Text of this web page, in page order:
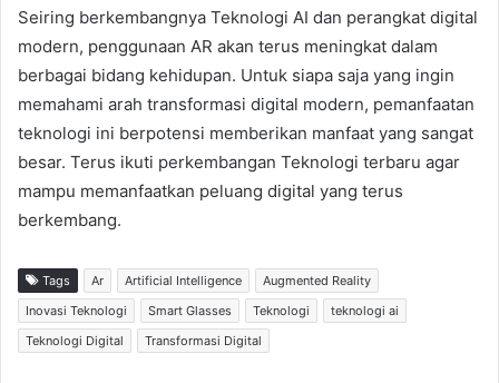
Seiring berkembangnya Teknologi AI dan perangkat digital
modern, penggunaan AR akan terus meningkat dalam
berbagai bidang kehidupan. Untuk siapa saja yang ingin
memahami arah transformasi digital modern, pemanfaatan
teknologi ini berpotensi memberikan manfaat yang sangat
besar. Terus ikuti perkembangan Teknologi terbaru agar
mampu memanfaatkan peluang digital yang terus
berkembang.
Tags Ar Artificial Intelligence
Augmented Reality
Inovasi Teknologi
Smart Glasses Teknologi
teknologi ai
Teknologi Digital
Transformasi Digital